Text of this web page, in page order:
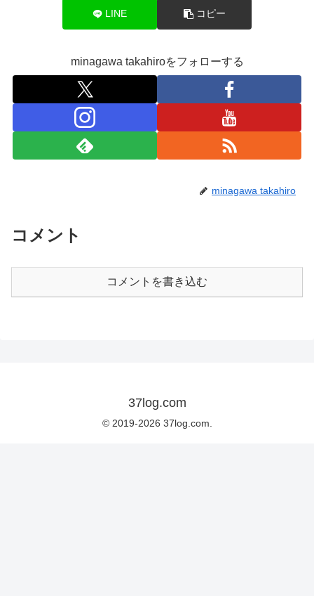
LINE コピー
minagawa takahiroをフォローする
minagawa takahiro
コメント
コメントを書き込む
37log.com
© 2019-2026 37log.com.